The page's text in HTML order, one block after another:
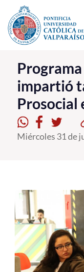
Click acá para ir
La Universidad
Investigación,
PUCV Internacional
Vinculación con el
Postgrado
Formación Continua
Estudiantes
Académicos
impartió
Prosocial
Miércoles 31 de